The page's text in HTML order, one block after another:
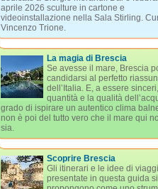
aprile 2026 sculture in cartone e
videoinstallazione nella Sala Stirling.
Vincenzo Trione.
La magia di Brescia
Se avesse il mare, Brescia
candidarsi al perfetto
dell’Italia. E, a essere
quantità e la qualità
grado di ispirare un autentico clima
non è poi del tutto vero che il mare qui
sia.
Scoprire Brescia
Gli itinerari e le idee di
presentate in questa guida si